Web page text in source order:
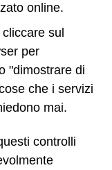
online.
sul
per
"dimostrare di
che i servizi
mai.
controlli